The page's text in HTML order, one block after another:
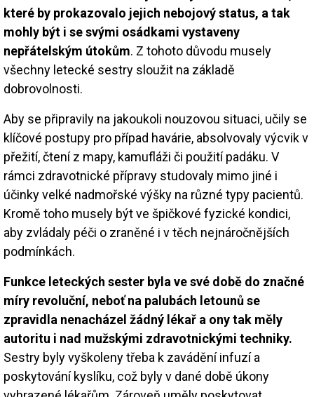
které by prokazovalo jejich nebojový status, a tak
mohly být i se svými osádkami vystaveny
nepřátelským útokům. Z tohoto důvodu musely
všechny letecké sestry sloužit na základě
dobrovolnosti.
Aby se připravily na jakoukoli nouzovou situaci, učily se
klíčové postupy pro případ havárie, absolvovaly výcvik v
přežití, čtení z mapy, kamufláži či použití padáku. V
rámci zdravotnické přípravy studovaly mimo jiné i
účinky velké nadmořské výšky na různé typy pacientů.
Kromě toho musely být ve špičkové fyzické kondici,
aby zvládaly péči o zraněné i v těch nejnáročnějších
podmínkách.
Funkce leteckých sester byla ve své době do značné
míry revoluční, neboť na palubách letounů se
zpravidla nenacházel žádný lékař a ony tak měly
autoritu i nad mužskými zdravotnickými techniky.
Sestry byly vyškoleny třeba k zavádění infuzí a
poskytování kyslíku, což byly v dané době úkony